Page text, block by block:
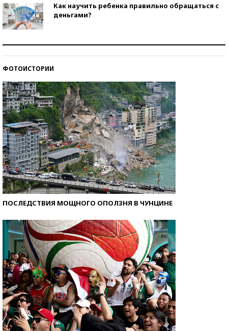
Как научить ребенка правильно обращаться с
деньгами?
ФОТОИСТОРИИ
ПОСЛЕДСТВИЯ МОЩНОГО ОПОЛЗНЯ В ЧУНЦИНЕ